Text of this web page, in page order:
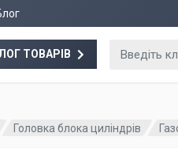
ТОВАРІВ
Головка блока циліндрів